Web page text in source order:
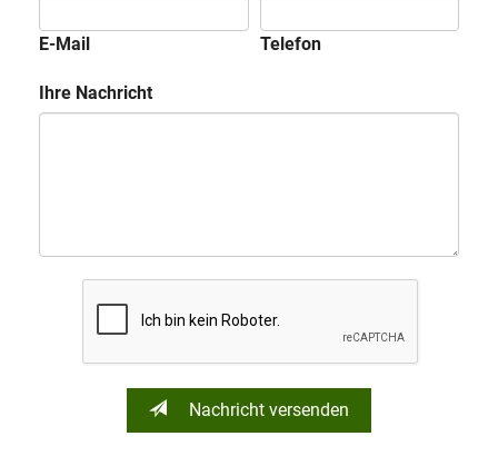
E-Mail Telefon
Ihre Nachricht
Nachricht versenden